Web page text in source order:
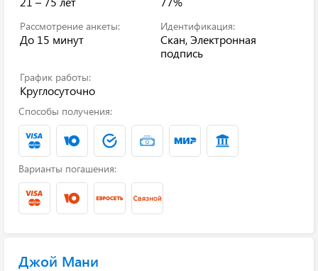
Рассмотрение анкеты:
До 15 минут
Идентификация:
Скан, Электронная
подпись
График работы:
Круглосуточно
Способы получения:
Варианты погашения:
Джой Мани